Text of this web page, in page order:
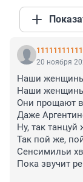
20 ноября
Наши
Наши
Они прощают
Даже
Ну, так
Так пой же,
Сенсимильи
Пока звучит